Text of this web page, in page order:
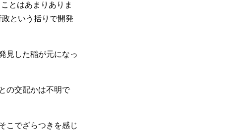
とはあまりありま
という括りで開発
見した稲が元になっ
の交配かは不明で
こでざらつきを感じ